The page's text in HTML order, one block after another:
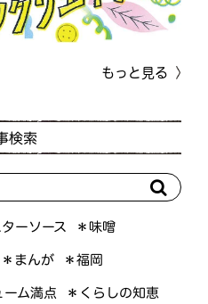
もっと見る
検索
ーソース ＊味噌
＊まんが ＊福岡
ーム満点 ＊くらしの知恵